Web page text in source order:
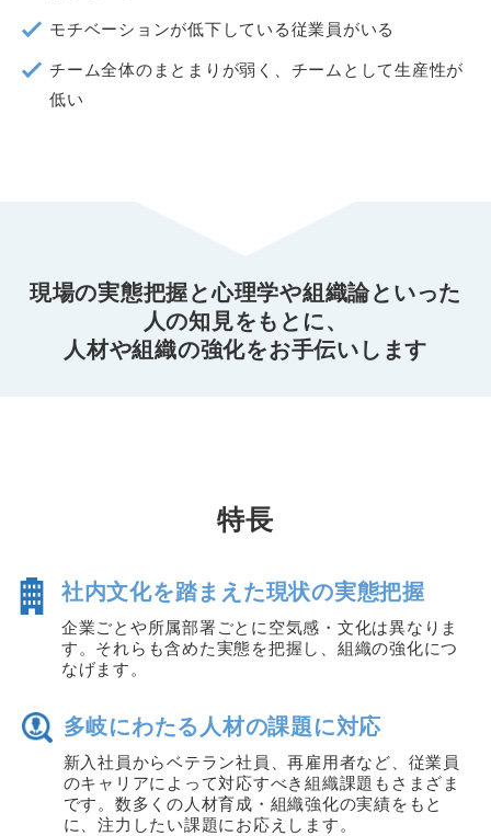
モチベーションが低下している従業員がいる
チーム全体のまとまりが弱く、チームとして生産性が
低い
現場の実態把握と心理学や組織論といった
人の知見をもとに、
人材や組織の強化をお手伝いします
特長
社内文化を踏まえた現状の実態把握
企業ごとや所属部署ごとに空気感・文化は異なりま
す。それらも含めた実態を把握し、組織の強化につ
なげます。
多岐にわたる人材の課題に対応
新入社員からベテラン社員、再雇用者など、従業員
のキャリアによって対応すべき組織課題もさまざま
です。数多くの人材育成・組織強化の実績をもと
に、注力したい課題にお応えします。